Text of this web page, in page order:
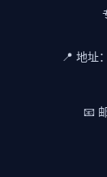
📍 地址：
📧